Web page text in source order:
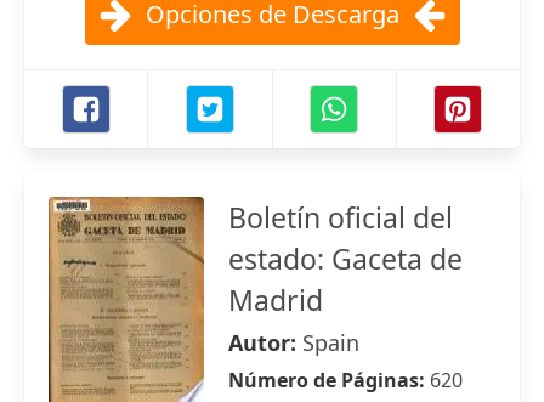
Opciones de Descarga
Boletín oficial del
estado: Gaceta de
Madrid
Autor: Spain
Número de Páginas: 620